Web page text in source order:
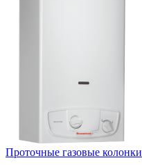
Проточные газовые колонки